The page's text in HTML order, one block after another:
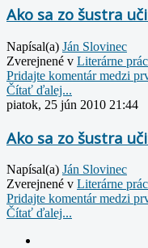
Ako sa zo šustra
Napísal(a) Ján Slovinec
Zverejnené v Literárne
Pridajte komentár medzi
Čítať ďalej...
piatok, 25 jún 2010 21:44
Ako sa zo šustra
Napísal(a) Ján Slovinec
Zverejnené v Literárne
Pridajte komentár medzi
Čítať ďalej...